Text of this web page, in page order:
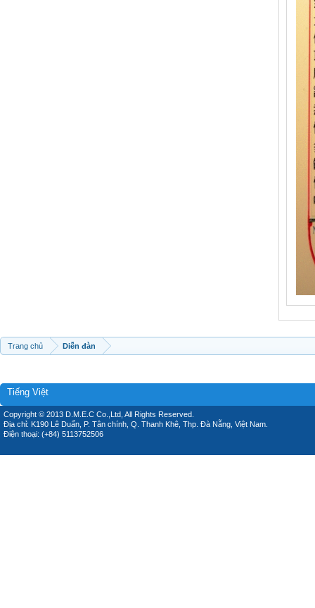
Trang chủ Diễn đàn
Tiếng Việt
Copyright © 2013 D.M.E.C Co.,Ltd, All Rights Reserved.
Địa chỉ: K190 Lê Duẩn, P. Tân chính, Q. Thanh Khê, Thp. Đà Nẵng, Việt Nam.
Điện thoại: (+84) 5113752506